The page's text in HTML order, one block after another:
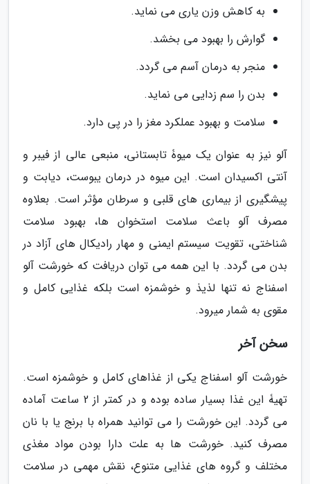
به کاهش وزن یاری می نماید.
گوارش را بهبود می بخشد.
منجر به درمان آسم می گردد.
بدن را سم زدایی می نماید.
سلامت و بهبود عملکرد مغز را در پی دارد.
آلو نیز به عنوان یک میوۀ تابستانی، منبعی عالی از فیبر و
آنتی اکسیدان است. این میوه در درمان یبوست، دیابت و
پیشگیری از بیماری های قلبی و سرطان مؤثر است. بعلاوه
مصرف آلو باعث سلامت استخوان ها، بهبود سلامت
شناختی، تقویت سیستم ایمنی و مهار رادیکال های آزاد در
بدن می گردد. با این همه می توان دریافت که خورشت آلو
اسفناج نه تنها لذیذ و خوشمزه است بلکه غذایی کامل و
مقوی به شمار میرود.
سخن آخر
خورشت آلو اسفناج یکی از غذاهای کامل و خوشمزه است.
تهیۀ این غذا بسیار ساده بوده و در کمتر از 2 ساعت آماده
می گردد. این خورشت را می توانید همراه با برنج یا با نان
مصرف کنید. خورشت ها به علت دارا بودن مواد مغذی
مختلف و گروه های غذایی متنوع، نقش مهمی در سلامت